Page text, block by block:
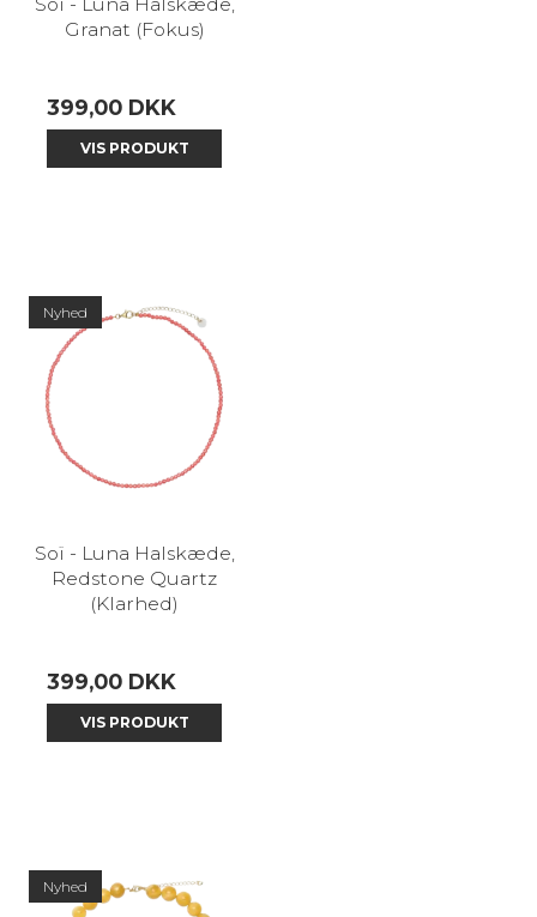
Granat (Fokus)
399,00 DKK
VIS PRODUKT
Nyhed
Soï - Luna Halskæde,
Redstone Quartz
(Klarhed)
399,00 DKK
VIS PRODUKT
Nyhed